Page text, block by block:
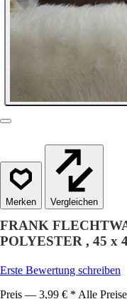
Vergleichen
FRANK
POLYESTER , 45 x
Erste Bewertung schreiben
Preis — 3,99 € * Alle